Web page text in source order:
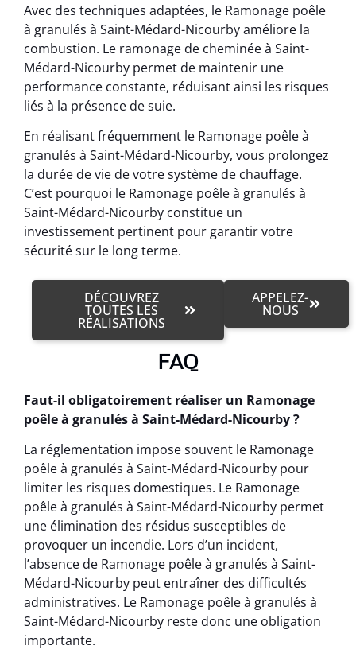
Avec des techniques adaptées, le Ramonage poêle
à granulés à Saint-Médard-Nicourby améliore la
combustion. Le ramonage de cheminée à Saint-
Médard-Nicourby permet de maintenir une
performance constante, réduisant ainsi les risques
liés à la présence de suie.
En réalisant fréquemment le Ramonage poêle à
granulés à Saint-Médard-Nicourby, vous prolongez
la durée de vie de votre système de chauffage.
C’est pourquoi le Ramonage poêle à granulés à
Saint-Médard-Nicourby constitue un
investissement pertinent pour garantir votre
sécurité sur le long terme.
DÉCOUVREZ
TOUTES LES
RÉALISATIONS
APPELEZ-
NOUS
FAQ
Faut-il obligatoirement réaliser un Ramonage
poêle à granulés à Saint-Médard-Nicourby ?
La réglementation impose souvent le Ramonage
poêle à granulés à Saint-Médard-Nicourby pour
limiter les risques domestiques. Le Ramonage
poêle à granulés à Saint-Médard-Nicourby permet
une élimination des résidus susceptibles de
provoquer un incendie. Lors d’un incident,
l’absence de Ramonage poêle à granulés à Saint-
Médard-Nicourby peut entraîner des difficultés
administratives. Le Ramonage poêle à granulés à
Saint-Médard-Nicourby reste donc une obligation
importante.